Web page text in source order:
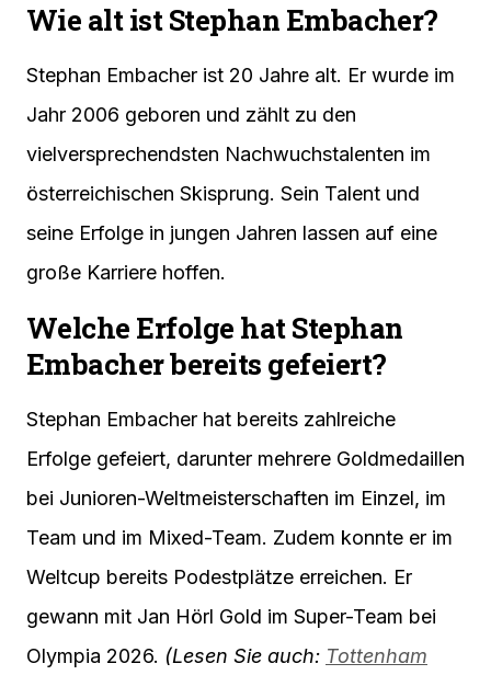
Wie alt ist Stephan Embacher?
Stephan Embacher ist 20 Jahre alt. Er wurde im
Jahr 2006 geboren und zählt zu den
vielversprechendsten Nachwuchstalenten im
österreichischen Skisprung. Sein Talent und
seine Erfolge in jungen Jahren lassen auf eine
große Karriere hoffen.
Welche Erfolge hat Stephan
Embacher bereits gefeiert?
Stephan Embacher hat bereits zahlreiche
Erfolge gefeiert, darunter mehrere Goldmedaillen
bei Junioren-Weltmeisterschaften im Einzel, im
Team und im Mixed-Team. Zudem konnte er im
Weltcup bereits Podestplätze erreichen. Er
gewann mit Jan Hörl Gold im Super-Team bei
Olympia 2026. (Lesen Sie auch: Tottenham